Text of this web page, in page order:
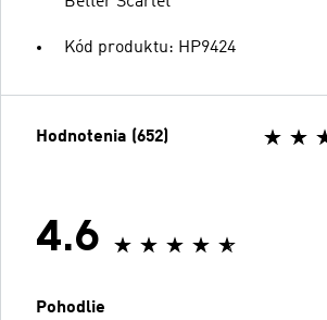
Kód produktu: HP9424
Hodnotenia (652)
4.6
Pohodlie